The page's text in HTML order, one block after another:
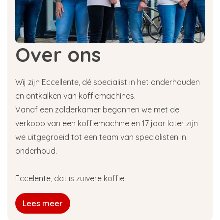
bekend staat om zijn ontkalkende werking. Het
werkt het meest efficiënt wanneer het licht
verhit wordt.
Melkzuur,eveneens een biologisch zuur dat net
zo veilig is als citroenzuur.
genoemd. Het is een kleurloos en geurloos
maar zeer krachtig zuur dat vanzelf oplost in
water.
Het betreffen in elk geval allemaal niet-
agressieve zuren die een ontkalkende werking
hebben maar niet de onderdelen van je
koffiemachine aantasten.
Hoe gebruik je
ontkalkingstabletten?
De koffiemachines die je moet ontkalken met
Over ons
Wij zijn Eccellente, dé specialist in het onderhouden
en ontkalken van koffiemachines.
Vanaf een zolderkamer begonnen we met de
verkoop van een koffiemachine en 17 jaar later zijn
we uitgegroeid tot een team van specialisten in
onderhoud.
Eccelente, dat is zuivere koffie
Lees meer